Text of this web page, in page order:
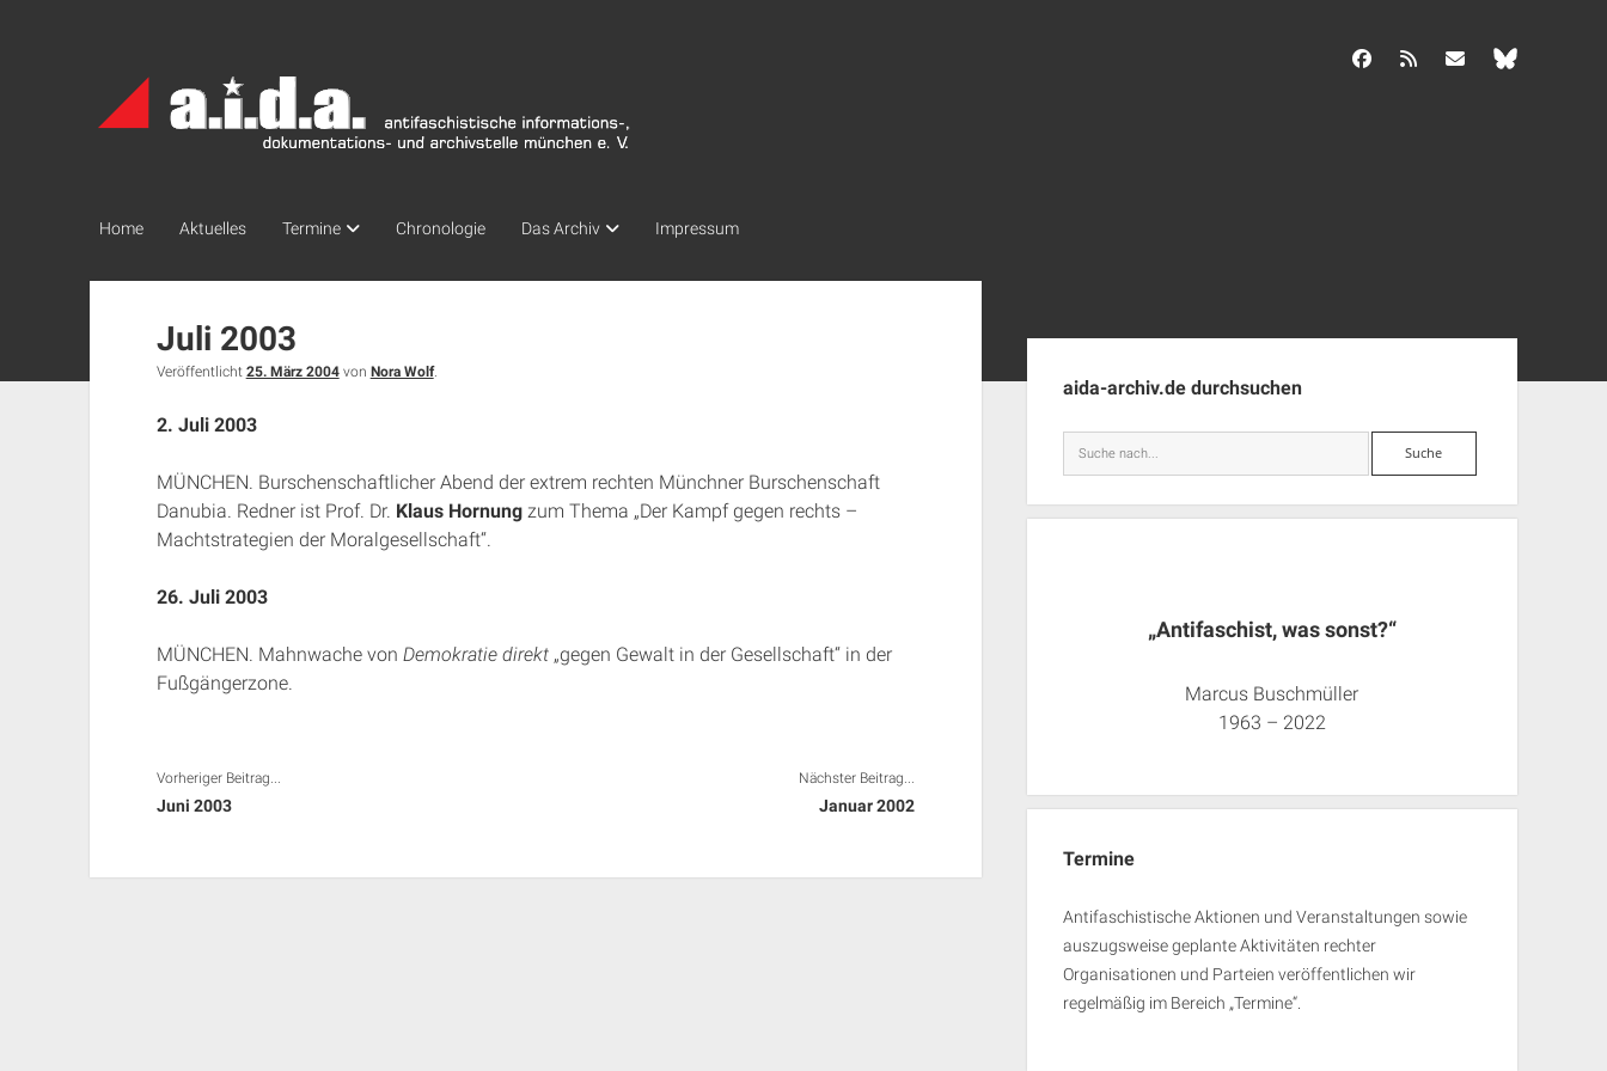
Archiv
München
facebook info@aida-archiv.de
Home Aktuelles Termine Chronologie Das Archiv Impressum
Juli 2003
Veröffentlicht 25. März 2004von Nora Wolf.
2. Juli 2003
MÜNCHEN. Burschenschaftlicher Abend der extrem rechten Münchner Burschenschaft
Danubia. Redner ist Prof. Dr. Klaus Hornungzum Thema „Der Kampf gegen rechts –
Machtstrategien der Moralgesellschaft“.
26. Juli 2003
MÜNCHEN. Mahnwache von Demokratie direkt„gegen Gewalt in der Gesellschaft“ in der
Fußgängerzone.
Vorheriger Beitrag...
Juni 2003
Nächster Beitrag...
Januar 2002
aida-archiv.de durchsuchen
Suche
„Antifaschist, was sonst?“
Marcus Buschmüller
1963 – 2022
Termine
Antifaschistische Aktionen und Veranstaltungen sowie
auszugsweise geplante Aktivitäten rechter
Organisationen und Parteien veröffentlichen wir
regelmäßig im Bereich „Termine“.